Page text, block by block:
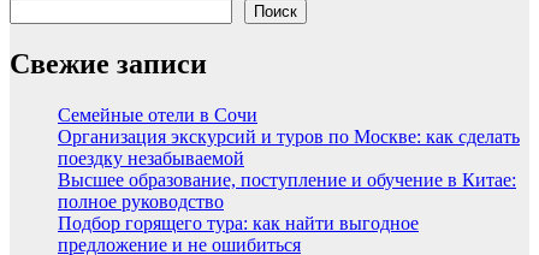
Поиск
Свежие записи
Семейные отели в Сочи
Организация экскурсий и туров по Москве: как сделать
поездку незабываемой
Высшее образование, поступление и обучение в Китае:
полное руководство
Подбор горящего тура: как найти выгодное
предложение и не ошибиться